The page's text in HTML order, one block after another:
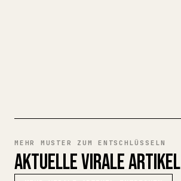
MEHR MUSTER ZUM ENTSCHLÜSSELN
AKTUELLE VIRALE ARTIKEL